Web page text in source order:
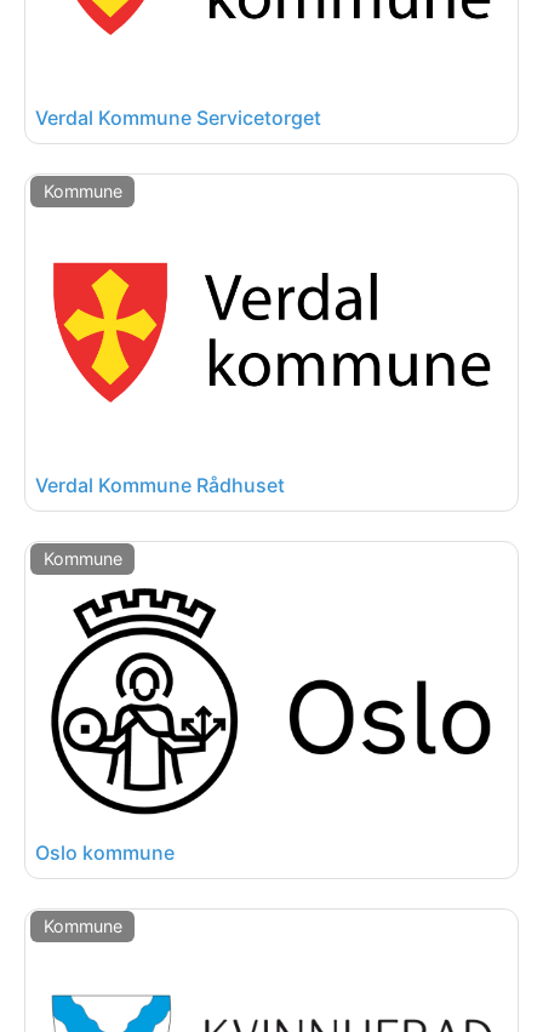
Verdal Kommune Servicetorget
Kommune
Verdal Kommune Rådhuset
Kommune
Oslo kommune
Kommune